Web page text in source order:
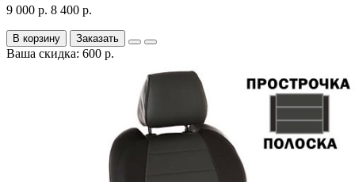
9 000 р. 8 400 р.
В корзину Заказать
Ваша скидка: 600 р.